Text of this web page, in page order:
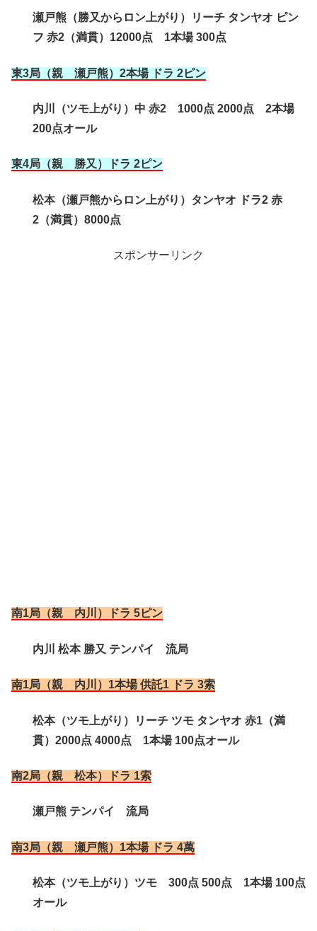
瀬戸熊（勝又からロン上がり）リーチ タンヤオ ピン
フ 赤2（満貫）12000点 1本場 300点
東3局（親 瀬戸熊）2本場 ドラ 2ピン
内川（ツモ上がり）中 赤2 1000点 2000点 2本場
200点オール
東4局（親 勝又 ）ドラ 2ピン
松本（瀬戸熊からロン上がり）タンヤオ ドラ2 赤
2（満貫）8000点
スポンサーリンク
南1局（親 内川）ドラ 5ピン
内川 松本 勝又 テンパイ 流局
南1局（親 内川）1本場 供託1 ドラ 3索
松本（ツモ上がり）リーチ ツモ タンヤオ 赤1（満
貫）2000点 4000点 1本場 100点オール
南2局（親 松本）ドラ 1索
瀬戸熊 テンパイ 流局
南3局（親 瀬戸熊）1本場 ドラ 4萬
松本（ツモ上がり）ツモ 300点 500点 1本場 100点
オール